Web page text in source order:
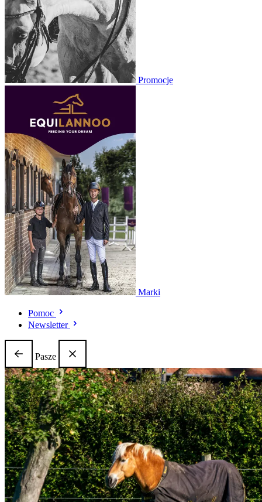
Promocje
Marki
Pomoc
Newsletter
Pasze